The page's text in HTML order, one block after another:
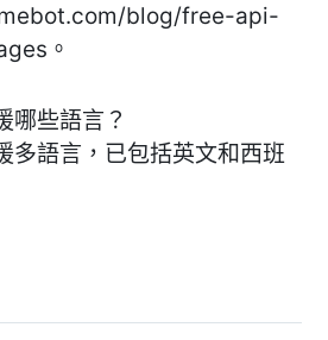
blog/free-api-
。
哪些語言？
多語言，已包括英文和西班